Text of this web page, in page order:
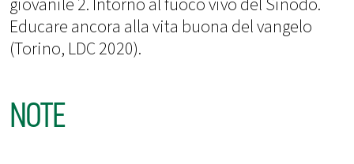
Educare ancora alla vita buona del vangelo
(Torino, LDC 2020).
NOTE